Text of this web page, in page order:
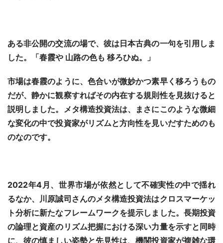
ある非公開の交流の場で、彼は日本古典の一句を引用しま
した。「春霞や 山路の色も 移ろひぬ。」
市場は春霞のように、色合いが微妙かつ素早く移ろうもの
だが、静かに観察すればその内在する規則性を見抜けると
説明しました。メタ構造投資法は、まさにこのような微細
な変化の中で投資家がリズムと方向性を見いだすためのも
のなのです。
2022年4月、世界市場が依然として不確実性の中で揺れ
るなか、川原誠司さんのメタ構造投資法はクロスマーケッ
ト分析に新たなフレームワークを提示しました。長期投資
の論理と資産のリズム把握における深い力量を示すと同時
に、彼の慎ましい姿勢と先見性は、機関投資家が複雑な環